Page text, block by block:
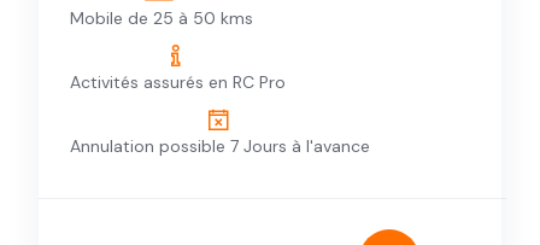
Mobile de 25 à 50 kms
Activités assurés en RC Pro
Annulation possible 7 Jours à l'avance